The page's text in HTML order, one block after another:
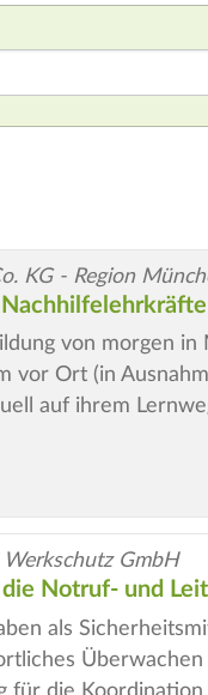
KG - Region
von morgen
vor Ort (in
auf ihrem
GmbH
Notruf- und
als
für die